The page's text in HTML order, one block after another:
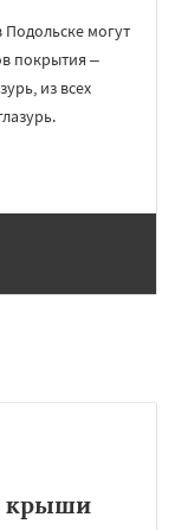
могут
покрытия –
из всех
крыши